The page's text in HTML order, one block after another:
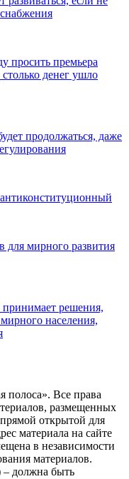
просить премьера
денег ушло
продолжаться, даже
для мирного развития
решения,
населения,
полоса». Все права
размещенных
открытой для
материала на сайте
в независимости
материалов.
– должна быть